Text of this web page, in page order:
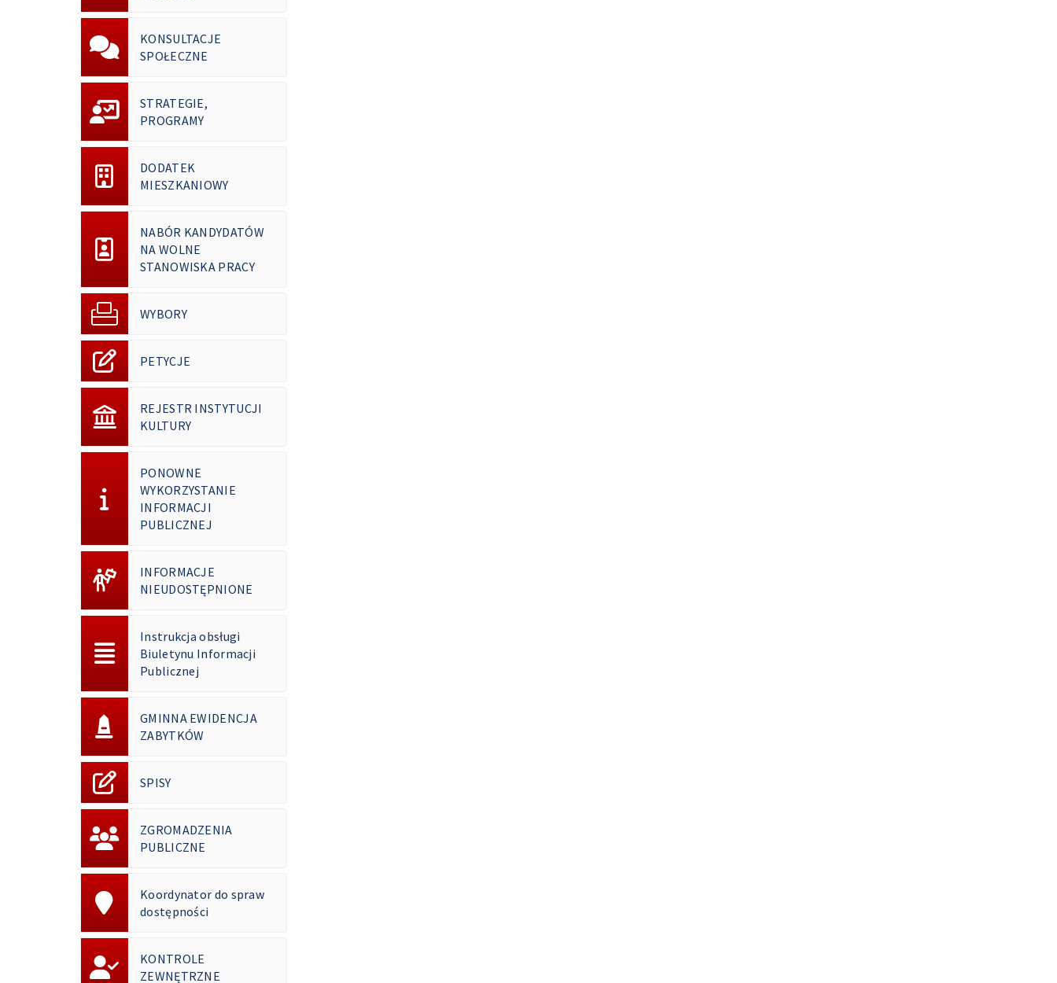
KONSULTACJE
SPOŁECZNE
STRATEGIE,
PROGRAMY
DODATEK
MIESZKANIOWY
NABÓR KANDYDATÓW
NA WOLNE
STANOWISKA PRACY
WYBORY
PETYCJE
REJESTR INSTYTUCJI
KULTURY
PONOWNE
WYKORZYSTANIE
INFORMACJI
PUBLICZNEJ
INFORMACJE
NIEUDOSTĘPNIONE
Instrukcja obsługi
Biuletynu Informacji
Publicznej
GMINNA EWIDENCJA
ZABYTKÓW
SPISY
ZGROMADZENIA
PUBLICZNE
Koordynator do spraw
dostępności
KONTROLE
ZEWNĘTRZNE